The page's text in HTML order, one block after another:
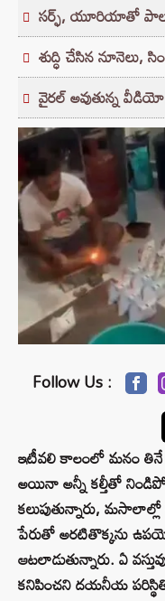
సర్ఫ్‌, యూరియాతో
శుద్ధి చేసిన
వైరల్ అవుతున్న వీడియో..
Follow Us :
ఇటీవలి కాలంలో మనం
అయినా అన్నీ కల్తీతో
కలుపుతున్నారు,
పేరుతో అరటితొక్కను
ఆటలాడుతున్నారు. ఏ
కనిపించని దయనీయ